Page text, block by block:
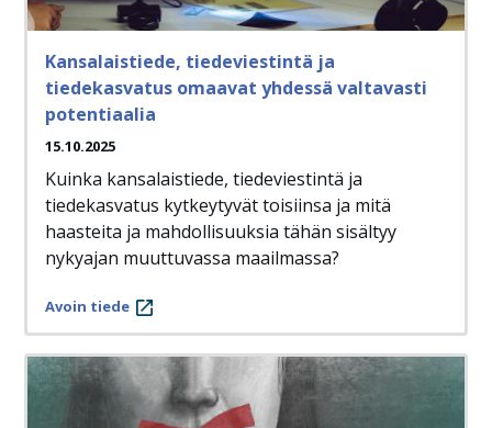
Kansalaistiede, tiedeviestintä ja
tiedekasvatus omaavat yhdessä valtavasti
potentiaalia
15.10.2025
Kuinka kansalaistiede, tiedeviestintä ja
tiedekasvatus kytkeytyvät toisiinsa ja mitä
haasteita ja mahdollisuuksia tähän sisältyy
nykyajan muuttuvassa maailmassa?
Avoin tiede